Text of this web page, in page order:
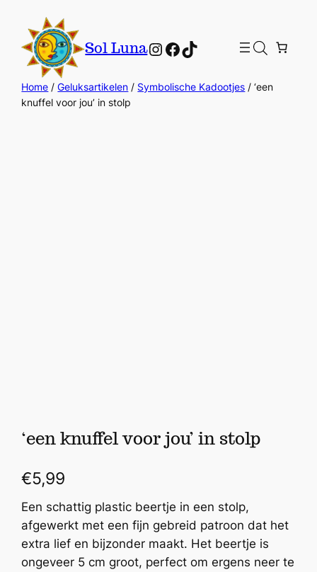
Sol LunaInstagram
Facebook
TikTok
Home /Geluksartikelen / Symbolische Kadootjes / ‘een
knuffel voor jou’ in stolp
‘een knuffel voor jou’ in stolp
€5,99
Een schattig plastic beertje in een stolp,
afgewerkt met een fijn gebreid patroon dat het
extra lief en bijzonder maakt. Het beertje is
ongeveer 5 cm groot, perfect om ergens neer te